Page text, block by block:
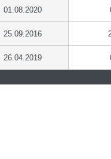
01.08.2020
25.09.2016
26.04.2019